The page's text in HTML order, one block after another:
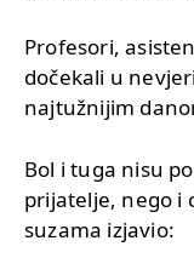
Profesori,
dočekali u
najtužnijim
Bol i tuga nisu
prijatelje, nego i
suzama izjavio: